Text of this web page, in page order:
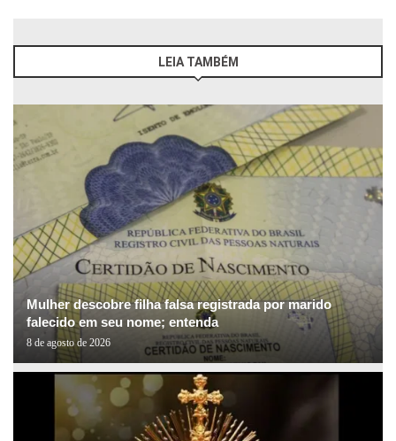
LEIA TAMBÉM
Mulher descobre filha falsa registrada por marido
falecido em seu nome; entenda
8 de agosto de 2026